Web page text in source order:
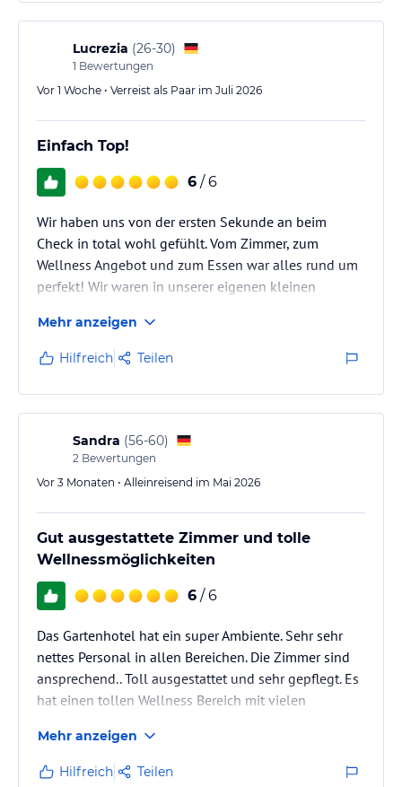
Einziger Einwand von mir ist, dass auf den Balkonen
geraucht werden darf und ich musste die Balkontür
schließen, damit der Qualm nicht bei mir einzog.
Auch…
Lucrezia (26-30)
1 Bewertungen
Vor 1 Woche • Verreist als Paar im Juli 2026
Einfach Top!
6 / 6
Wir haben uns von der ersten Sekunde an beim
Check in total wohl gefühlt. Vom Zimmer, zum
Wellness Angebot und zum Essen war alles rund um
perfekt! Wir waren in unserer eigenen kleinen
Hotel toleriert, sondern war herzlich willkommen
und das habe ich als sehr wertschätzend empfunden.
Mehr anzeigen
Hilfreich Teilen
Sandra (56-60)
2 Bewertungen
Vor 3 Monaten • Alleinreisend im Mai 2026
Gut ausgestattete Zimmer und tolle
Wellnessmöglichkeiten
6 / 6
Das Gartenhotel hat ein super Ambiente. Sehr sehr
nettes Personal in allen Bereichen. Die Zimmer sind
ansprechend.. Toll ausgestattet und sehr gepflegt. Es
hat einen tollen Wellness Bereich mit vielen
gut. Das Essen ist vielseitig und für jeden ist etwas
dabei. Daumem hoch...
Mehr anzeigen
Hilfreich Teilen